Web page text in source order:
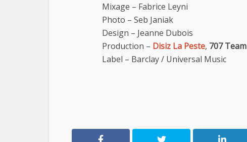
Mixage – Fabrice Leyni
Photo – Seb Janiak
Design – Jeanne Dubois
Production – Disiz La Peste, 707 Team
Label – Barclay / Universal Music